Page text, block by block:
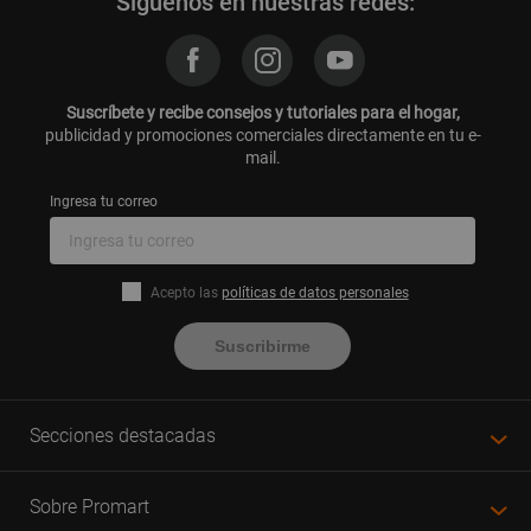
Suscríbete y recibe consejos y tutoriales para el hogar,
publicidad y promociones comerciales directamente en tu e-
mail.
Ingresa tu correo
Acepto las políticas de datos personales
Suscribirme
Secciones destacadas
Sobre Promart